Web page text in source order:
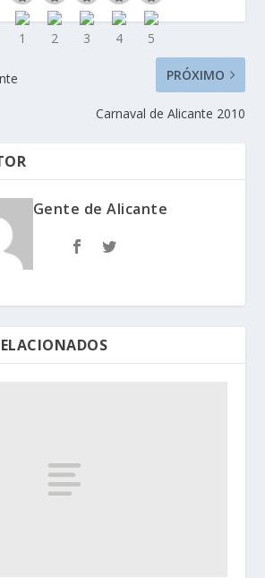
PRÓXIMO
Carnaval de Alicante 2010
Gente de Alicante